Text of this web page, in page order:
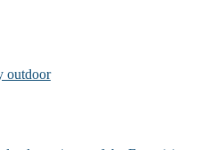
outdoor